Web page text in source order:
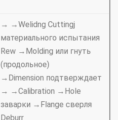
→ →Welidng Cuttingj
материального испытания
Rew →Molding или гнуть
(продольное)
→Dimension подтверждает
→ →Calibration →Hole
заварки →Flange сверля
Deburr